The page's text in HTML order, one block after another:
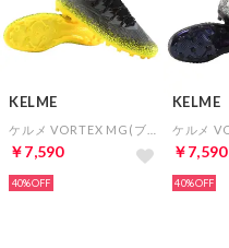
KELME
￥7,590
40%
KELME
￥7,590
40%